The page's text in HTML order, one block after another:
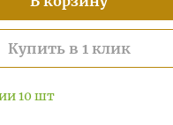
Купить в 1 клик
10 шт